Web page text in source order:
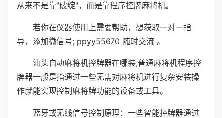
从来不是靠"破绽"，而是靠程序控牌麻将机。
若你在仪器使用上需要帮助，想获取一对一指
导，添加微信号; ppyy55670 随时交流 。
汕头自动麻将机控牌器在哪装;普通麻将机程序控
牌器一般是指通过一些无需对麻将机进行复杂安装操
作就能实现控制麻将牌功能的设备或工具。
蓝牙或无线信号控制原理：一些智能控牌器通过